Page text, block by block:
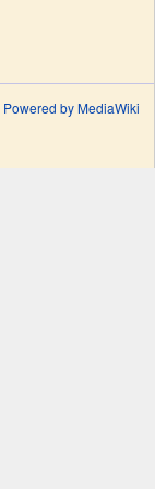
Powered by MediaWiki